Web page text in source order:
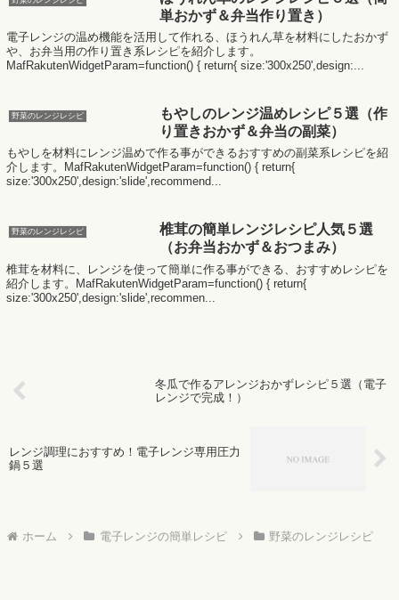
単おかず＆弁当作り置き）
電子レンジの温め機能を活用して作れる、ほうれん草を材料にしたおかず
や、お弁当用の作り置き系レシピを紹介します。
MafRakutenWidgetParam=function() { return{ size:'300x250',design:...
野菜のレンジレシピ
もやしのレンジ温めレシピ５選（作
り置きおかず＆弁当の副菜）
もやしを材料にレンジ温めで作る事ができるおすすめの副菜系レシピを紹
介します。MafRakutenWidgetParam=function() { return{
size:'300x250',design:'slide',recommend...
野菜のレンジレシピ
椎茸の簡単レンジレシピ人気５選
（お弁当おかず＆おつまみ）
椎茸を材料に、レンジを使って簡単に作る事ができる、おすすめレシピを
紹介します。MafRakutenWidgetParam=function() { return{
size:'300x250',design:'slide',recommen...
冬瓜で作るアレンジおかずレシピ５選（電子
レンジで完成！）
レンジ調理におすすめ！電子レンジ専用圧力
鍋５選
ホーム 電子レンジの簡単レシピ 野菜のレンジレシピ